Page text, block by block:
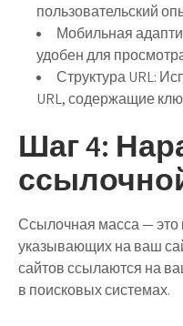
пользовательский
Мобильная
удобен для
Структура URL:
URL, содержащие
Шаг 4:
Ссылочная масса — это
указывающих на ваш
сайтов ссылаются на
в поисковых системах.